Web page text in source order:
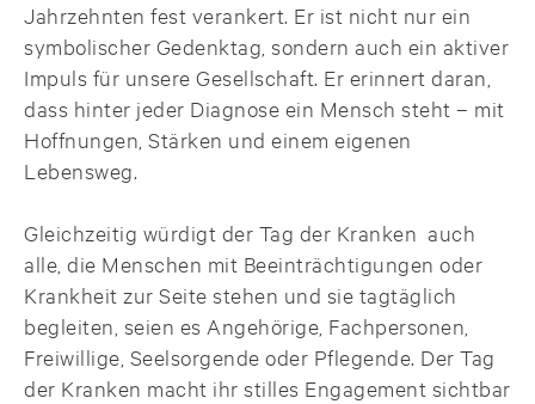
Jahrzehnten fest verankert. Er ist nicht nur ein
symbolischer Gedenktag, sondern auch ein aktiver
Impuls für unsere Gesellschaft. Er erinnert daran,
dass hinter jeder Diagnose ein Mensch steht – mit
Hoffnungen, Stärken und einem eigenen
Lebensweg.
Gleichzeitig würdigt der Tag der Kranken auch
alle, die Menschen mit Beeinträchtigungen oder
Krankheit zur Seite stehen und sie tagtäglich
begleiten, seien es Angehörige, Fachpersonen,
Freiwillige, Seelsorgende oder Pflegende. Der Tag
der Kranken macht ihr stilles Engagement sichtbar